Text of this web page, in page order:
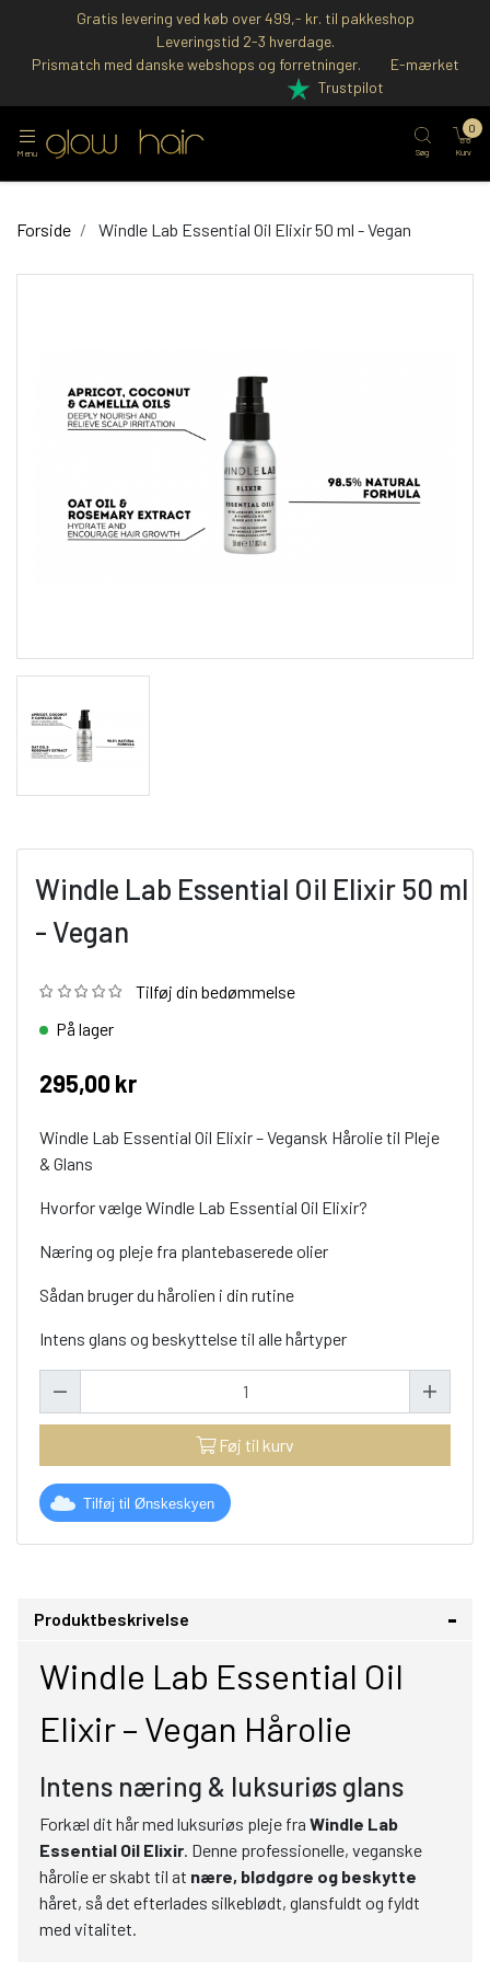
Gratis levering ved køb over 499,- kr. til pakkeshop
Leveringstid 2-3 hverdage.
Prismatch med danske webshops og forretninger.
E-mærket
Trustpilot
Menu Søg Kurv
0
Forside Windle Lab Essential Oil Elixir 50 ml - Vegan
Windle Lab Essential Oil Elixir 50 ml
- Vegan
Tilføj din bedømmelse
På lager
295,00 kr
Windle Lab Essential Oil Elixir – Vegansk Hårolie til Pleje
& Glans
Hvorfor vælge Windle Lab Essential Oil Elixir?
Næring og pleje fra plantebaserede olier
Sådan bruger du hårolien i din rutine
Intens glans og beskyttelse til alle hårtyper
Føj til kurv
Tilføj til Ønskeskyen
Produktbeskrivelse
Windle Lab Essential Oil
Elixir – Vegan Hårolie
Intens næring & luksuriøs glans
Forkæl dit hår med luksuriøs pleje fra Windle Lab
Essential Oil Elixir . Denne professionelle, veganske
hårolie er skabt til at nære, blødgøre og beskytte
håret, så det efterlades silkeblødt, glansfuldt og fyldt
med vitalitet.